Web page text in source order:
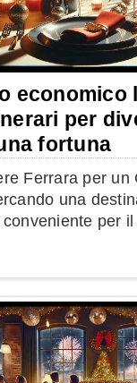
economico
per
fortuna
Ferrara per un
una
per